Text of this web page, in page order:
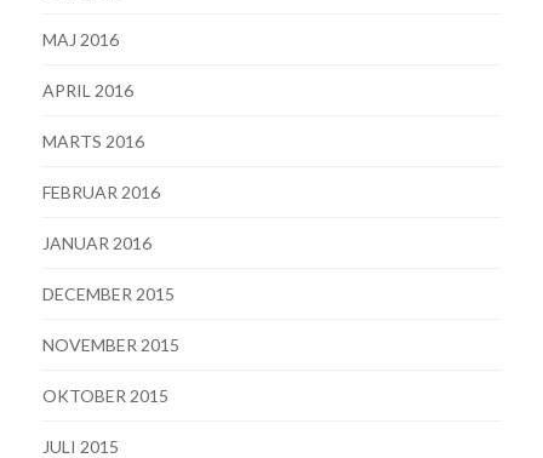
MAJ 2016
APRIL 2016
MARTS 2016
FEBRUAR 2016
JANUAR 2016
DECEMBER 2015
NOVEMBER 2015
OKTOBER 2015
JULI 2015